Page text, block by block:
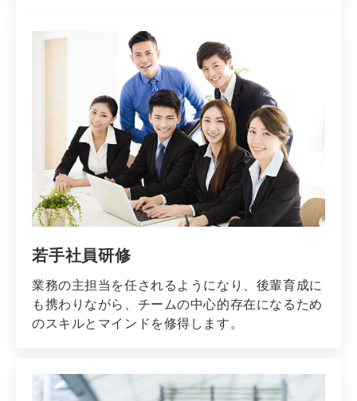
若手社員研修
業務の主担当を任されるようになり、後輩育成に
も携わりながら、チームの中心的存在になるため
のスキルとマインドを修得します。